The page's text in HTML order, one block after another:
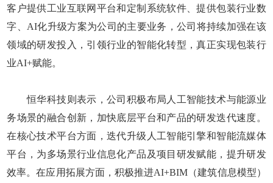
客户提供工业互联网平台和定制系统软件、提供包装行业数
字、AI化升级方案为公司的主要业务，公司将持续加强在该
领域的研发投入，引领行业的智能化转型，真正实现包装行
业AI+赋能。
恒华科技则表示，公司积极布局人工智能技术与能源业
务场景的融合创新，加快底层平台和产品的研发迭代速度。
在核心技术平台方面，迭代升级人工智能引擎和智能流媒体
平台，为多场景行业信息化产品及项目研发赋能，提升研发
效率。在应用拓展方面，积极推进AI+BIM（建筑信息模型）